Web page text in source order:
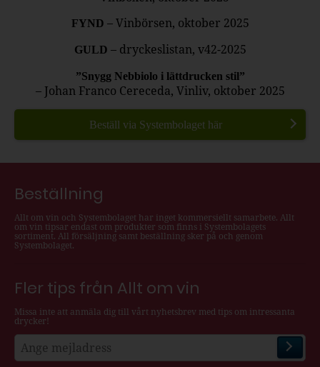
FYND – Vinbörsen, oktober 2025
GULD – dryckeslistan, v42-2025
”Snygg Nebbiolo i lättdrucken stil”
– Johan Franco Cereceda, Vinliv, oktober 2025
Beställ via Systembolaget här
Beställning
Allt om vin och Systembolaget har inget kommersiellt samarbete. Allt
om vin tipsar endast om produkter som finns i Systembolagets
sortiment. All försäljning samt beställning sker på och genom
Systembolaget.
Fler tips från Allt om vin
Missa inte att anmäla dig till vårt nyhetsbrev med tips om intressanta
drycker!